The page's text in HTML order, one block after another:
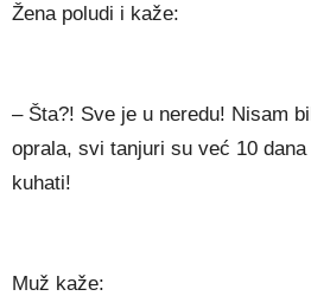
Žena poludi i kaže:
– Šta?! Sve je u neredu! Nisam
oprala, svi tanjuri su već 10
kuhati!
Muž kaže: